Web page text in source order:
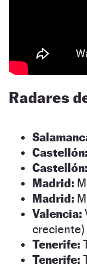
Radares
Castellón:
Castellón:
Madrid:
Madrid:
Valencia:
creciente)
Tenerife:
Tenerife: